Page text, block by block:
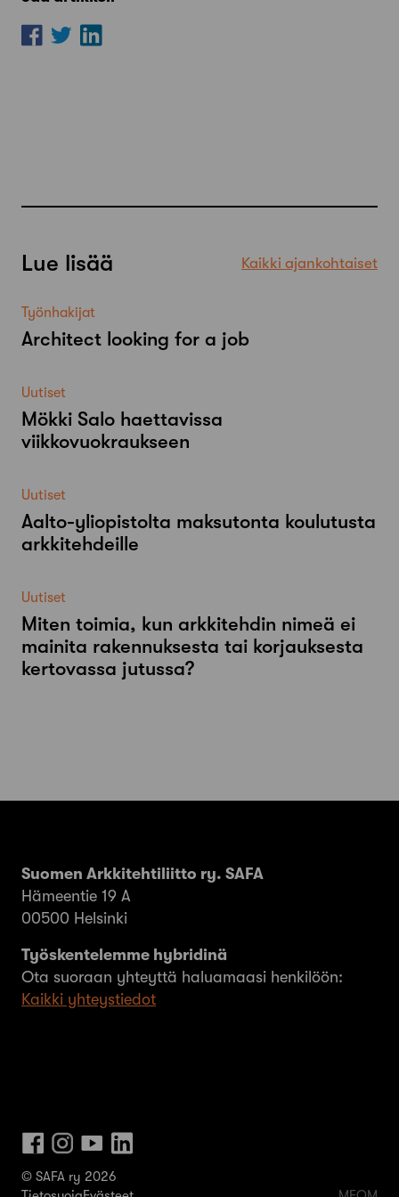
Lue lisää Kaikki ajankohtaiset
Työnhakijat
Architect looking for a job
Uutiset
Mökki Salo haettavissa
viikkovuokraukseen
Uutiset
Aalto-​yliopistolta maksutonta koulutusta
arkkitehdeille
Uutiset
Miten toimia, kun arkkitehdin nimeä ei
mainita rakennuksesta tai korjauksesta
kertovassa jutussa?
Suomen Arkkitehtiliitto ry. SAFA
Hämeentie 19 A
00500 Helsinki
Työskentelemme hybridinä
Ota suoraan yhteyttä haluamaasi henkilöön:
Kaikki yhteystiedot
© SAFA ry 2026